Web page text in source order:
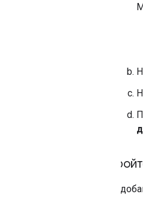
Чтобы